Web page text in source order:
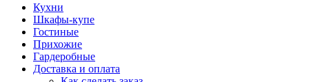
Кухни
Шкафы-купе
Гостиные
Прихожие
Гардеробные
Доставка и оплата